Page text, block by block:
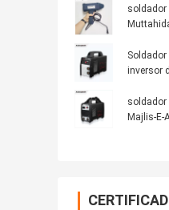
soldador
Soldador
inversor
soldador
Majlis-E-